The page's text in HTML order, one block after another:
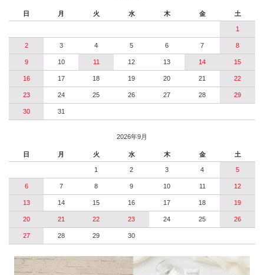
日 月 火 水 木 金 土
1
2 3 4 5 6 7 8
9 10 11 12 13 14 15
16 17 18 19 20 21 22
23 24 25 26 27 28 29
30 31
2026年9月
日 月 火 水 木 金 土
1 2 3 4 5
6 7 8 9 10 11 12
13 14 15 16 17 18 19
20 21 22 23 24 25 26
27 28 29 30